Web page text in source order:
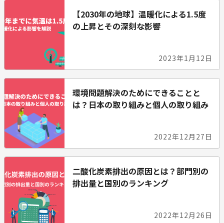
【2030年の地球】温暖化による1.5度
の上昇とその深刻な影響
2023年1月12日
環境問題解決のためにできることと
は？日本の取り組みと個人の取り組み
2022年12月27日
二酸化炭素排出の原因とは？部門別の
排出量と国別のランキング
2022年12月26日